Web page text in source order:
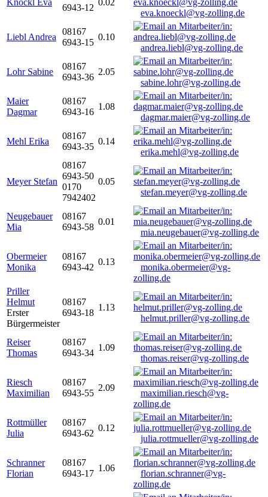
Knöckl Eva
6943-12
0.02
eva.knoeckl@vg-zolling.de
Liebl Andrea
08167
6943-15
0.10
andrea.liebl@vg-zolling.de
Lohr Sabine
08167
6943-36
2.05
sabine.lohr@vg-zolling.de
Maier
Dagmar
08167
6943-16
1.08
dagmar.maier@vg-zolling.de
Mehl Erika
08167
6943-35
0.14
erika.mehl@vg-zolling.de
Meyer Stefan
08167
6943-50
0170
7942402
0.05
stefan.meyer@vg-zolling.de
Neugebauer
Mia
08167
6943-58
0.01
mia.neugebauer@vg-zolling.de
Obermeier
Monika
08167
6943-42
0.13
monika.obermeier@vg-
zolling.de
Priller
Helmut
Erster
Bürgermeister
08167
6943-18
1.13
helmut.priller@vg-zolling.de
Reiser
Thomas
08167
6943-34
1.09
thomas.reiser@vg-zolling.de
Riesch
Maximilian
08167
6943-55
2.09
maximilian.riesch@vg-
zolling.de
Rottmüller
Julia
08167
6943-62
0.12
julia.rottmueller@vg-zolling.de
Schranner
Florian
08167
6943-17
1.06
florian.schranner@vg-
zolling.de